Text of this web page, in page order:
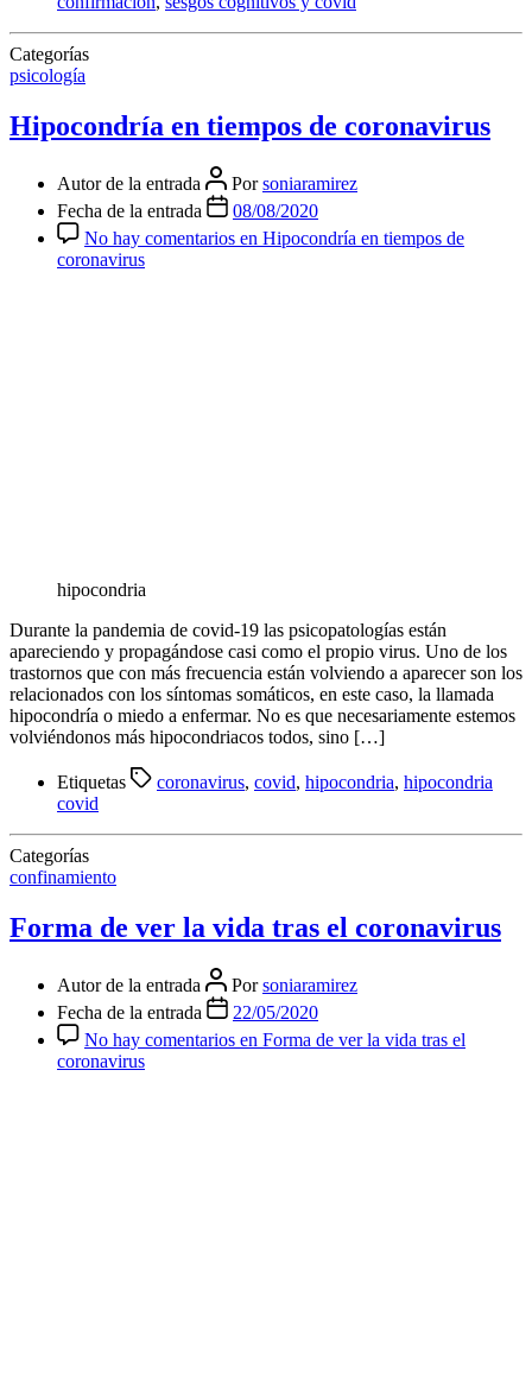
Categorías
psicología
Hipocondría en tiempos de coronavirus
Autor de la entrada Porsoniaramirez
Fecha de la entrada
08/08/2020
No hay comentarios en Hipocondría en tiempos de
coronavirus
hipocondria
Durante la pandemia de covid-19 las psicopatologías están
apareciendo y propagándose casi como el propio virus. Uno de los
trastornos que con más frecuencia están volviendo a aparecer son los
relacionados con los síntomas somáticos, en este caso, la llamada
hipocondría o miedo a enfermar. No es que necesariamente estemos
volviéndonos más hipocondriacos todos, sino […]
Etiquetas coronavirus, covid, hipocondria, hipocondria
covid
Categorías
confinamiento
Forma de ver la vida tras el coronavirus
Autor de la entrada Porsoniaramirez
Fecha de la entrada
22/05/2020
No hay comentarios en Forma de ver la vida tras el
coronavirus